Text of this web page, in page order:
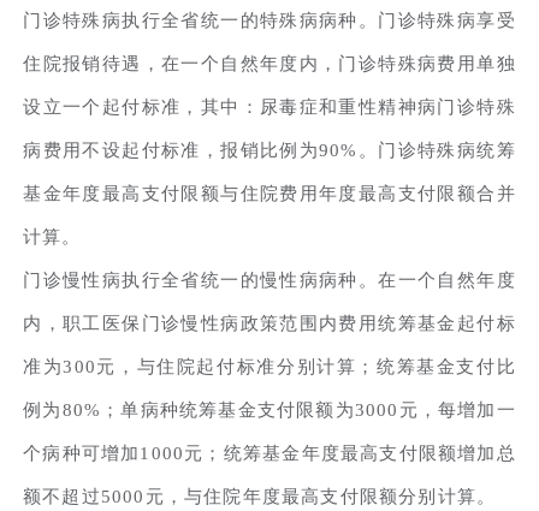
门诊特殊病执行全省统一的特殊病病种。门诊特殊病享受
住院报销待遇，在一个自然年度内，门诊特殊病费用单独
设立一个起付标准，其中：尿毒症和重性精神病门诊特殊
病费用不设起付标准，报销比例为90%。门诊特殊病统筹
基金年度最高支付限额与住院费用年度最高支付限额合并
计算。
门诊慢性病执行全省统一的慢性病病种。在一个自然年度
内，职工医保门诊慢性病政策范围内费用统筹基金起付标
准为300元，与住院起付标准分别计算；统筹基金支付比
例为80%；单病种统筹基金支付限额为3000元，每增加一
个病种可增加1000元；统筹基金年度最高支付限额增加总
额不超过5000元，与住院年度最高支付限额分别计算。